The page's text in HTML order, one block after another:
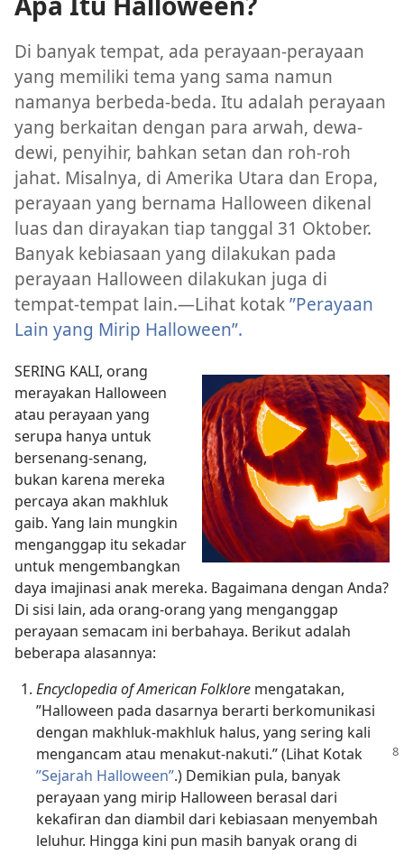
Di banyak tempat, ada perayaan-perayaan
yang memiliki tema yang sama namun
namanya berbeda-beda. Itu adalah perayaan
yang berkaitan dengan para arwah, dewa-
dewi, penyihir, bahkan setan dan roh-roh
jahat. Misalnya, di Amerika Utara dan Eropa,
perayaan yang bernama Halloween dikenal
luas dan dirayakan tiap tanggal 31 Oktober.
Banyak kebiasaan yang dilakukan pada
perayaan Halloween dilakukan juga di
tempat-tempat lain.​—Lihat kotak”Perayaan
Lain yang Mirip Halloween”.
SERING KALI, orang
merayakan Halloween
atau perayaan yang
serupa hanya untuk
bersenang-senang,
bukan karena mereka
percaya akan makhluk
gaib. Yang lain mungkin
menganggap itu sekadar
untuk mengembangkan
daya imajinasi anak mereka. Bagaimana dengan Anda?
Di sisi lain, ada orang-orang yang menganggap
perayaan semacam ini berbahaya. Berikut adalah
beberapa alasannya:
Encyclopedia of American Folklore mengatakan,
”Halloween pada dasarnya berarti berkomunikasi
dengan makhluk-makhluk halus, yang sering kali
mengancam atau menakut-nakuti.” (Lihat Kotak
”Sejarah Halloween”.) Demikian pula, banyak
perayaan yang mirip Halloween berasal dari
kekafiran dan diambil dari kebiasaan menyembah
leluhur. Hingga kini pun masih banyak orang di